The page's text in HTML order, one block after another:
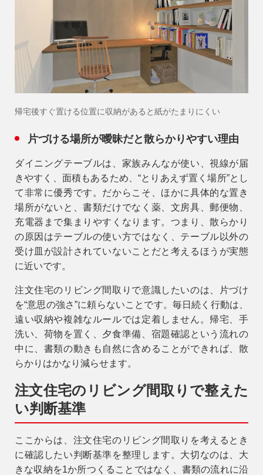
帰宅後すぐ置ける位置に収納があると紙がたまりにくい
片づける場所が曖昧だと散らかりやすい理由
ダイニングテーブルは、家族みんなが使い、視線が届
きやすく、面積もあるため、“とりあえず置く場所”とし
て非常に優秀です。だからこそ、ほかに具体的な置き
場所がないと、書類だけでなく薬、文房具、郵便物、
充電器まで集まりやすくなります。つまり、散らかり
の原因はテーブルの使い方ではなく、 テーブル以外の
受け皿が設計されていないこと だと考えるほうが実態
に近いです。
注文住宅のリビング間取りで意識したいのは、片づけ
を“意思の強さ”に頼らないことです。毎日続く行動は、
遠い収納や複雑なルールでは定着しません。帰宅、手
洗い、荷物を置く、夕食準備、宿題確認という流れの
中に、書類の動きも自然に含めることができれば、散
らかりはかなり減らせます。
注文住宅のリビング間取りで整えた
い判断基準
ここからは、注文住宅のリビング間取りを考えるとき
に確認したい判断基準を整理します。大切なのは、大
きな収納を1か所つくることではなく、書類の流れに沿